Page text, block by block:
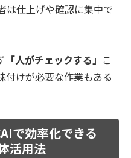
は仕上げや確認に集中で
「人がチェックする」 こ
付けが必要な作業もある
で効率化できる
活用法